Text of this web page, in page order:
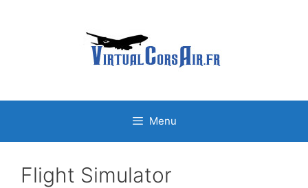
Menu
Flight Simulator